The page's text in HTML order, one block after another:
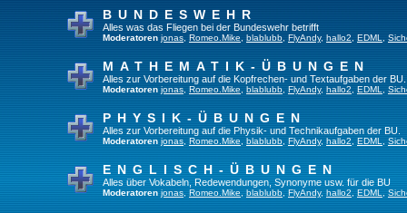
BUNDESWEHR
Alles was das Fliegen bei der Bundeswehr betrifft
Moderatoren jonas Romeo.Mike blablubb FlyAndy, hallo2 EDML
MATHEMATIK-ÜBUNGEN
Alles zur Vorbereitung auf die Kopfrechen- und Textaufgaben der BU.
Moderatoren jonas Romeo.Mike blablubb FlyAndy, hallo2 EDML
PHYSIK-ÜBUNGEN
Alles zur Vorbereitung auf die Physik- und Technikaufgaben der BU.
Moderatoren jonas Romeo.Mike blablubb FlyAndy, hallo2 EDML
ENGLISCH-ÜBUNGEN
Alles über Vokabeln, Redewendungen, Synonyme usw. für die BU
Moderatoren jonas Romeo.Mike blablubb FlyAndy, hallo2 EDML